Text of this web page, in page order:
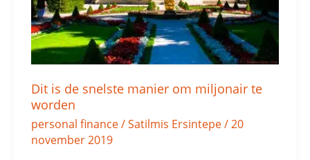
Dit is de snelste manier om miljonair te
worden
personal finance/Satilmis Ersintepe/20
november 2019
om
miljonair
te